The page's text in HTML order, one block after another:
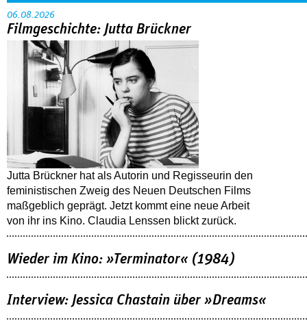
06.08.2026
Filmgeschichte: Jutta Brückner
Jutta Brückner hat als Autorin und Regisseurin den
feministischen Zweig des Neuen Deutschen Films
maßgeblich geprägt. Jetzt kommt eine neue Arbeit
von ihr ins Kino. Claudia Lenssen blickt zurück.
Wieder im Kino: »Terminator« (1984)
Interview: Jessica Chastain über »Dreams«